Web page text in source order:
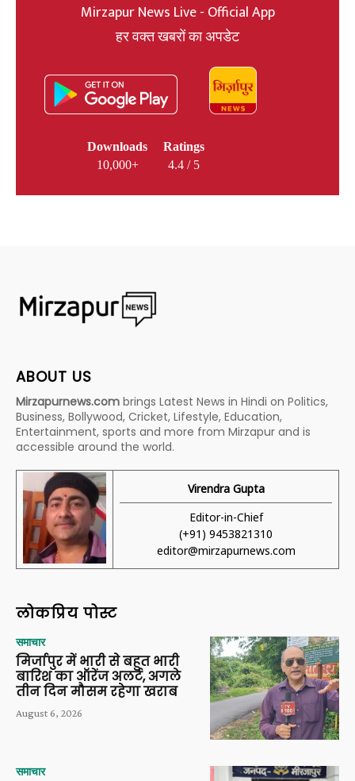
Mirzapur News Live - Official App
हर वक्त खबरों का अपडेट
Downloads
10,000+
Ratings
4.4 / 5
ABOUT US
Mirzapurnews.com brings Latest News in Hindi on Politics,
Business, Bollywood, Cricket, Lifestyle, Education,
Entertainment, sports and more from Mirzapur and is
accessible around the world.
Virendra Gupta
Editor-in-Chief
(+91) 9453821310
editor@mirzapurnews.com
लोकप्रिय पोस्ट
समाचार
मिर्जापुर में भारी से बहुत भारी
बारिश का ऑरेंज अलर्ट, अगले
तीन दिन मौसम रहेगा खराब
August 6, 2026
समाचार